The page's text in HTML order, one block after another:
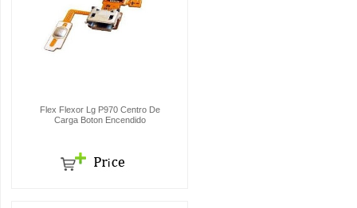
Flex Flexor Lg P970 Centro De
Carga Boton Encendido